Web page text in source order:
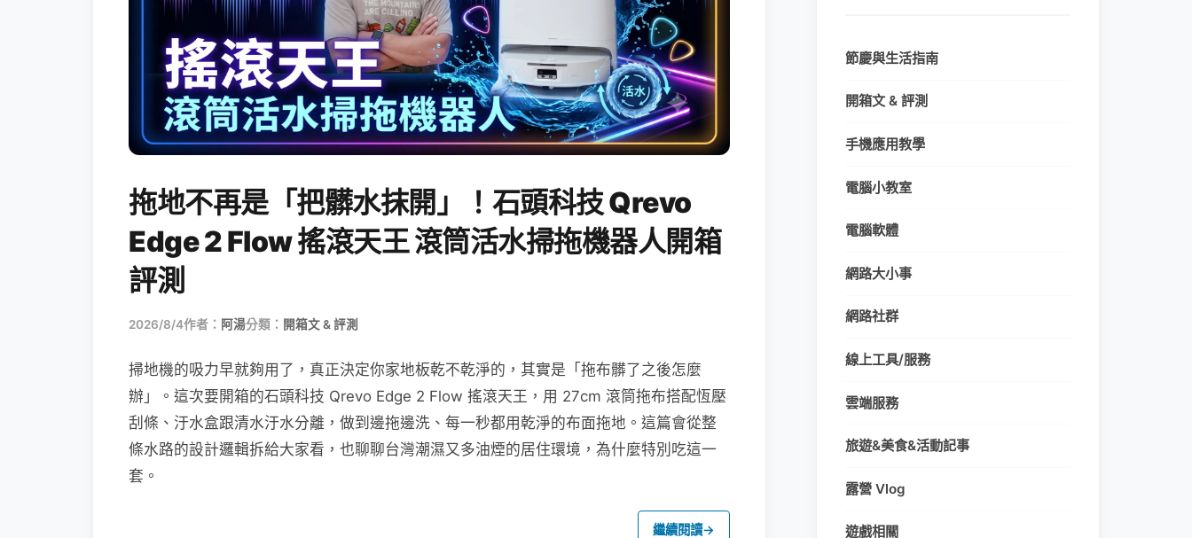
拖地不再是「把髒水抹開」！石頭科技 Qrevo
Edge 2 Flow 搖滾天王 滾筒活水掃拖機器人開箱
評測
2026/8/4作者： 阿湯分類： 開箱文 & 評測
掃地機的吸力早就夠用了，真正決定你家地板乾不乾淨的，其實是「拖布髒了之後怎麼
辦」。這次要開箱的石頭科技 Qrevo Edge 2 Flow 搖滾天王，用 27cm 滾筒拖布搭配恆壓
刮條、汙水盒跟清水汙水分離，做到邊拖邊洗、每一秒都用乾淨的布面拖地。這篇會從整
條水路的設計邏輯拆給大家看，也聊聊台灣潮濕又多油煙的居住環境，為什麼特別吃這一
套。
繼續閱讀→
節慶與生活指南
開箱文 & 評測
手機應用教學
電腦小教室
電腦軟體
網路大小事
網路社群
線上工具/服務
雲端服務
旅遊&美食&活動記事
露營 Vlog
遊戲相關